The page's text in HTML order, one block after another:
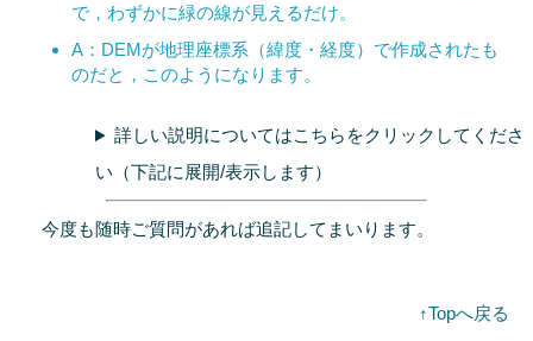
で，わずかに緑の線が見えるだけ。
A：DEMが地理座標系（緯度・経度）で作成されたも
のだと，このようになります。
詳しい説明についてはこちらをクリックしてくださ
い（下記に展開/表示します）
今度も随時ご質問があれば追記してまいります。
↑Topへ戻る